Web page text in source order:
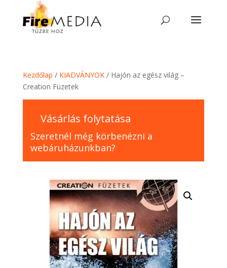
content
Kezdőlap / KIADVÁNYOK/ Hajón az egész világ –
Creation Füzetek
Vásárlás folytatása
Szeretnél még körbenézni a
webáruházunkban?